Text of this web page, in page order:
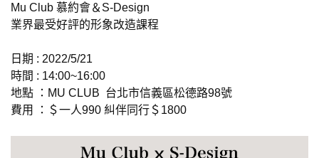
Mu Club 慕約會＆S-Design
業界最受好評的形象改造課程
日期 : 2022/5/21
時間 : 14:00~16:00
地點 ：MU CLUB 台北市信義區松德路98號
費用 ：＄一人990 糾伴同行＄1800